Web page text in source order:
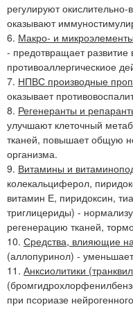
регулируют
оказывают
6. Макро- и микроэлементы
- предотвращает развитие
противоаллергическиое
7. НПВС производные
оказывает
8. Регенеранты и
улучшают клеточный
тканей, повышает общую
организма.
9. Витамины и
колекальциферол,
витамин Е, пиридоксин,
триглицериды) -
регенерацию тканей,
10. Средства, влияющие
(аллопуринол) -
11. Анксиолитики
при псориазе